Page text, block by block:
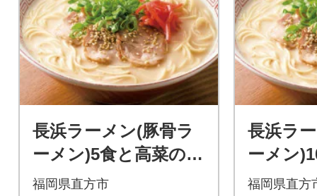
長浜ラーメン(豚骨ラ
ーメン)5食と高菜の油
炒め
福岡県直方市
長浜ラ
ーメン
油炒め2
福岡県直方